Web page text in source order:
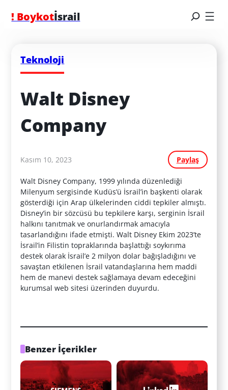
! Boykotİsrail
Teknoloji
Walt Disney
Company
Kasım 10, 2023 Paylaş
Walt Disney Company, 1999 yılında düzenlediği
Milenyum sergisinde Kudüs’ü İsrail’in başkenti olarak
gösterdiği için Arap ülkelerinden ciddi tepkiler almıştı.
Disney’in bir sözcüsü bu tepkilere karşı, serginin İsrail
halkını tanıtmak ve onurlandırmak amacıyla
tasarlandığını ifade etmişti. Walt Disney Ekim 2023’te
İsrail’in Filistin topraklarında başlattığı soykırıma
destek olarak İsrail’e 2 milyon dolar bağışladığını ve
savaştan etkilenen İsrail vatandaşlarına hem maddi
hem de manevi destek sağlamaya devam edeceğini
kurumsal web sitesi üzerinden duyurdu.
Benzer İçerikler